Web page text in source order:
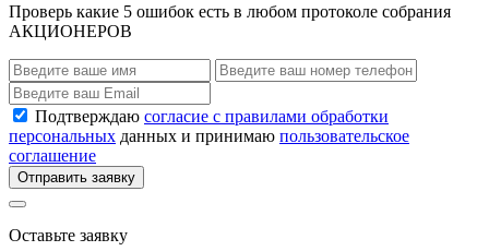
Проверь какие 5 ошибок есть в любом протоколе собрания
АКЦИОНЕРОВ
Подтверждаю согласие с правилами обработки
персональных данных и принимаю пользовательское
соглашение
Отправить заявку
Оставьте заявку